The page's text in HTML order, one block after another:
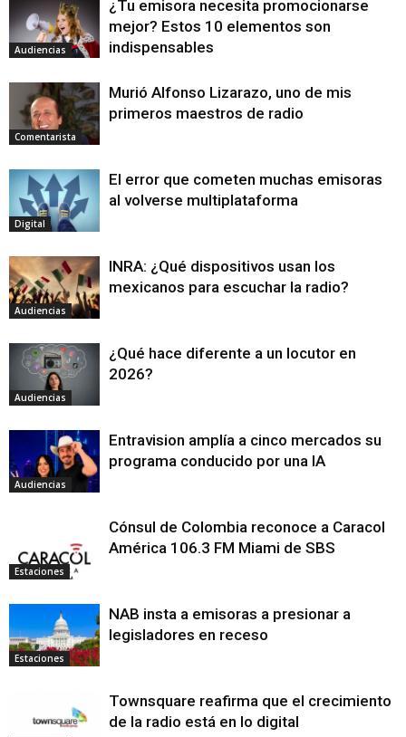
Audiencias
¿Tu emisora necesita promocionarse
mejor? Estos 10 elementos son
indispensables
Comentarista
Murió Alfonso Lizarazo, uno de mis
primeros maestros de radio
Digital
El error que cometen muchas emisoras
al volverse multiplataforma
Audiencias
INRA: ¿Qué dispositivos usan los
mexicanos para escuchar la radio?
Audiencias
¿Qué hace diferente a un locutor en
2026?
Audiencias
Entravision amplía a cinco mercados su
programa conducido por una IA
Estaciones
Cónsul de Colombia reconoce a Caracol
América 106.3 FM Miami de SBS
Estaciones
NAB insta a emisoras a presionar a
legisladores en receso
Townsquare reafirma que el crecimiento
de la radio está en lo digital